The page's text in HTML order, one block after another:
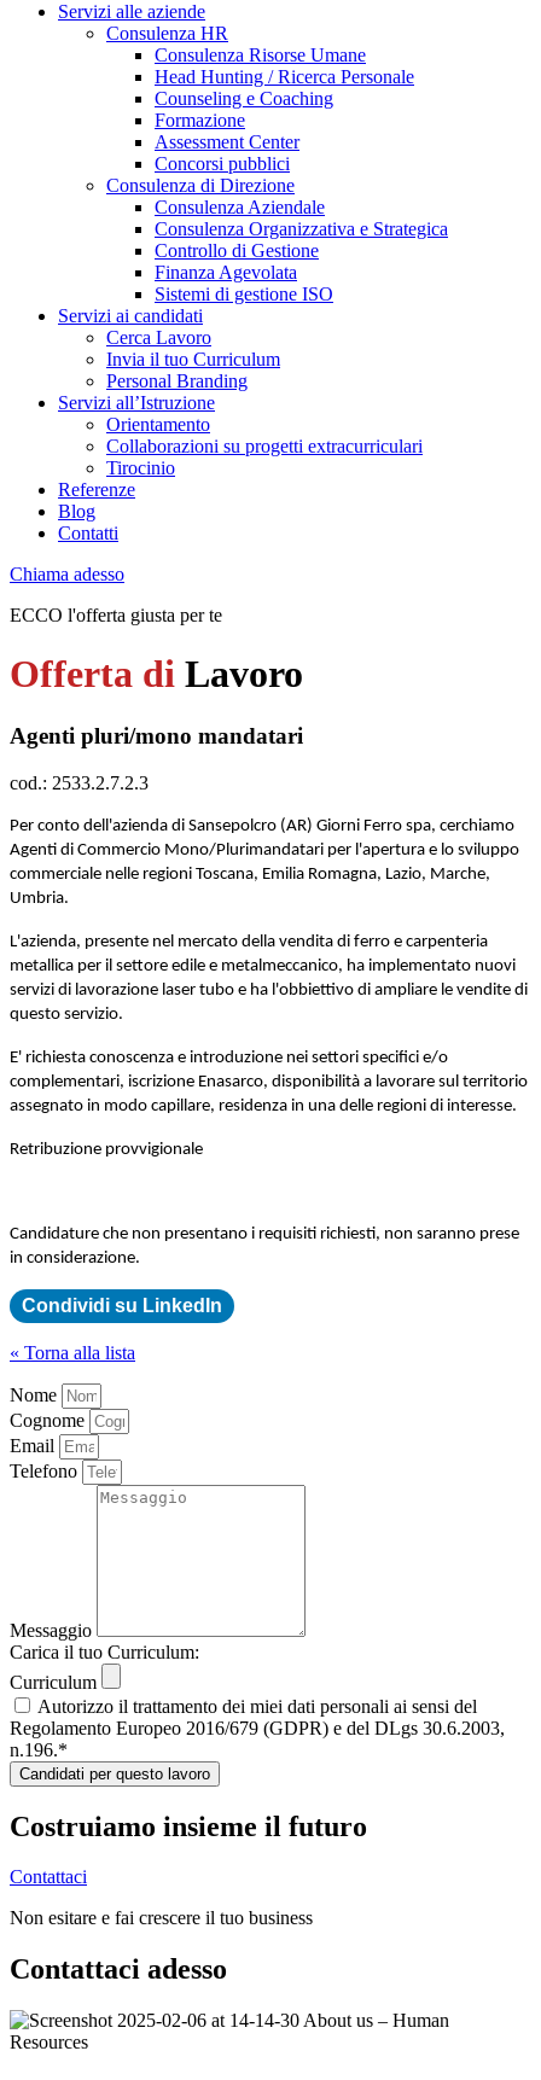
Servizi alle aziende
Consulenza HR
Consulenza Risorse Umane
Head Hunting / Ricerca Personale
Counseling e Coaching
Formazione
Assessment Center
Concorsi pubblici
Consulenza di Direzione
Consulenza Aziendale
Consulenza Organizzativa e Strategica
Controllo di Gestione
Finanza Agevolata
Sistemi di gestione ISO
Servizi ai candidati
Cerca Lavoro
Invia il tuo Curriculum
Personal Branding
Servizi all’Istruzione
Orientamento
Collaborazioni su progetti extracurriculari
Tirocinio
Referenze
Blog
Contatti
Chiama adesso
ECCO l'offerta giusta per te
Offerta di Lavoro
Agenti pluri/mono mandatari
cod.: 2533.2.7.2.3
Per conto dell'azienda di Sansepolcro (AR) Giorni Ferro spa, cerchiamo
Agenti di Commercio Mono/Plurimandatari per l'apertura e lo sviluppo
commerciale nelle regioni Toscana, Emilia Romagna, Lazio, Marche,
Umbria.
L'azienda, presente nel mercato della vendita di ferro e carpenteria
metallica per il settore edile e metalmeccanico, ha implementato nuovi
servizi di lavorazione laser tubo e ha l'obbiettivo di ampliare le vendite di
questo servizio.
E' richiesta conoscenza e introduzione nei settori specifici e/o
complementari, iscrizione Enasarco, disponibilità a lavorare sul territorio
assegnato in modo capillare, residenza in una delle regioni di interesse.
Retribuzione provvigionale
Candidature che non presentano i requisiti richiesti, non saranno prese
in considerazione.
Condividi su LinkedIn
« Torna alla lista
Nome
Cognome
Email
Telefono
Messaggio
Carica il tuo Curriculum:
Curriculum
Autorizzo il trattamento dei miei dati personali ai sensi del
Regolamento Europeo 2016/679 (GDPR) e del DLgs 30.6.2003,
n.196.*
Candidati per questo lavoro
Costruiamo insieme il futuro
Contattaci
Non esitare e fai crescere il tuo business
Contattaci adesso